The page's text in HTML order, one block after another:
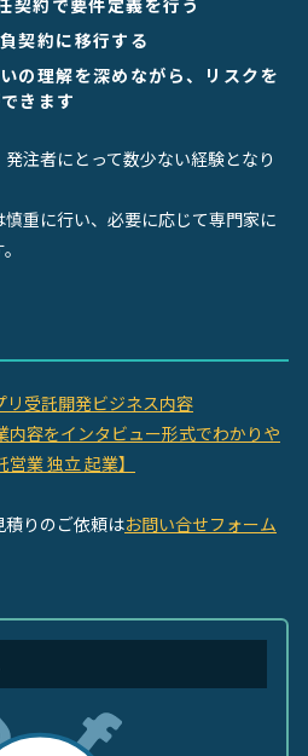
契約で要件定義を行う
契約に移行する
の理解を深めながら、リスクを
きます
注者にとって数少ない経験となり
重に行い、必要に応じて専門家に
リ受託開発ビジネス内容
内容をインタビュー形式でわかりや
業 独立 起業】
りのご依頼はお問い合せフォーム